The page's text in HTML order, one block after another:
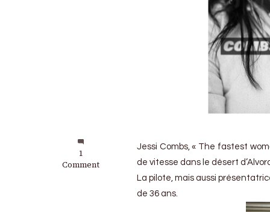
1
Comment
on
Jessi
Jessi Combs, « The fastest
de vitesse dans le désert
La pilote, mais aussi
de 36 ans.